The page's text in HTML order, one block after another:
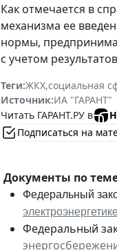
Как отмечается в
механизма ее
нормы,
с учетом
Теги:ЖКХ,социальная
Источник:ИА "ГАРАНТ"
Читать ГАРАНТ.РУ в
Подписаться на
Документы по
Федеральный
Федеральный